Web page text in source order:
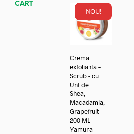
CART
NOU!
Crema
exfolianta –
Scrub – cu
Unt de
Shea,
Macadamia,
Grapefruit
200 ML –
Yamuna